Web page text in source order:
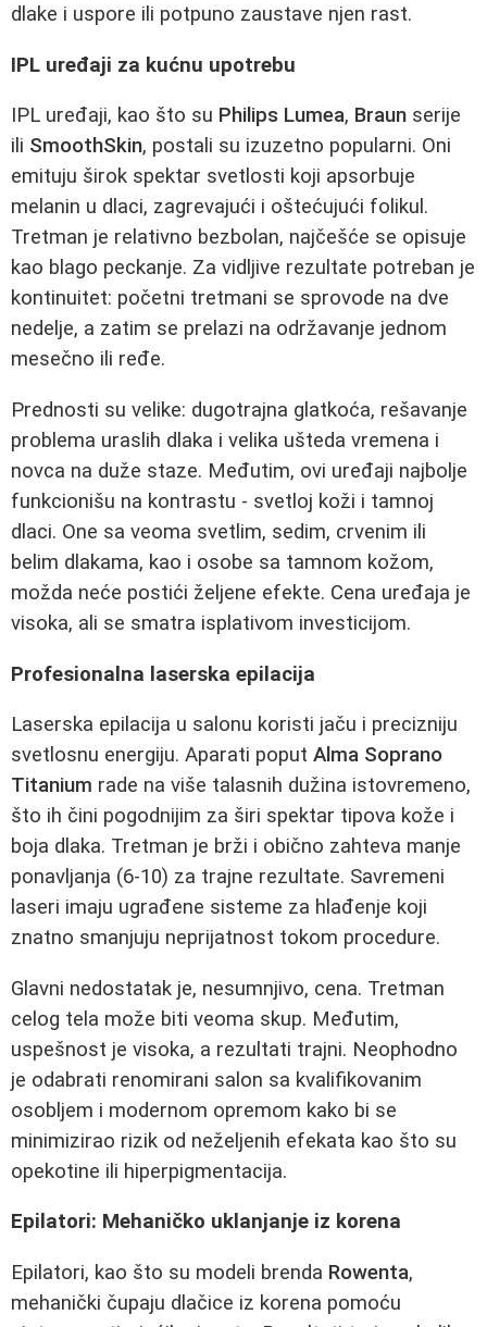
dlake i uspore ili potpuno zaustave njen rast.
IPL uređaji za kućnu upotrebu
IPL uređaji, kao što su Philips Lumea, Braun serije
ili SmoothSkin, postali su izuzetno popularni. Oni
emituju širok spektar svetlosti koji apsorbuje
melanin u dlaci, zagrevajući i oštećujući folikul.
Tretman je relativno bezbolan, najčešće se opisuje
kao blago peckanje. Za vidljive rezultate potreban je
kontinuitet: početni tretmani se sprovode na dve
nedelje, a zatim se prelazi na održavanje jednom
mesečno ili ređe.
Prednosti su velike: dugotrajna glatkoća, rešavanje
problema uraslih dlaka i velika ušteda vremena i
novca na duže staze. Međutim, ovi uređaji najbolje
funkcionišu na kontrastu - svetloj koži i tamnoj
dlaci. One sa veoma svetlim, sedim, crvenim ili
belim dlakama, kao i osobe sa tamnom kožom,
možda neće postići željene efekte. Cena uređaja je
visoka, ali se smatra isplativom investicijom.
Profesionalna laserska epilacija
Laserska epilacija u salonu koristi jaču i precizniju
svetlosnu energiju. Aparati poput Alma Soprano
Titanium rade na više talasnih dužina istovremeno,
što ih čini pogodnijim za širi spektar tipova kože i
boja dlaka. Tretman je brži i obično zahteva manje
ponavljanja (6-10) za trajne rezultate. Savremeni
laseri imaju ugrađene sisteme za hlađenje koji
znatno smanjuju neprijatnost tokom procedure.
Glavni nedostatak je, nesumnjivo, cena. Tretman
celog tela može biti veoma skup. Međutim,
uspešnost je visoka, a rezultati trajni. Neophodno
je odabrati renomirani salon sa kvalifikovanim
osobljem i modernom opremom kako bi se
minimizirao rizik od neželjenih efekata kao što su
opekotine ili hiperpigmentacija.
Epilatori: Mehaničko uklanjanje iz korena
Epilatori, kao što su modeli brenda Rowenta,
mehanički čupaju dlačice iz korena pomoću